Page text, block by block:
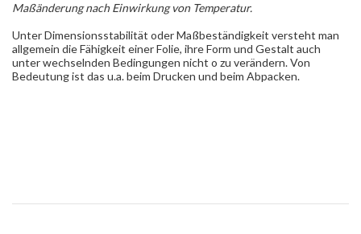
Maßänderung nach Einwirkung von Temperatur.
Unter Dimensionsstabilität oder Maßbeständigkeit versteht man
allgemein die Fähigkeit einer Folie, ihre Form und Gestalt auch
unter wechselnden Bedingungen nicht o zu verändern. Von
Bedeutung ist das u.a. beim Drucken und beim Abpacken.